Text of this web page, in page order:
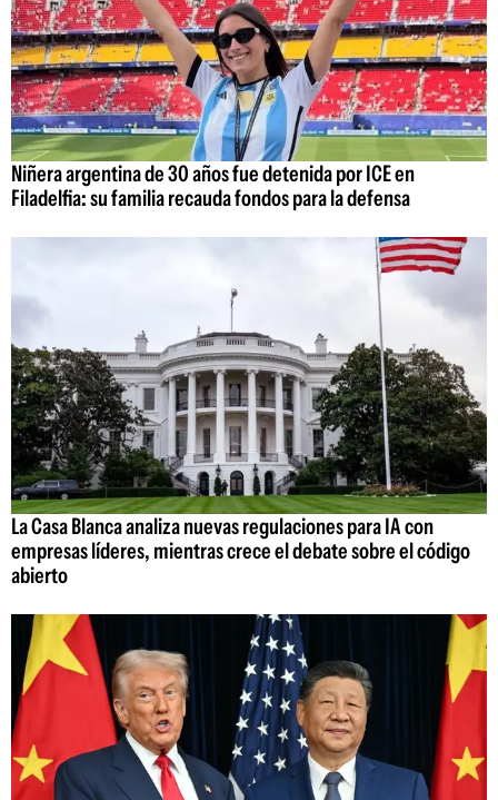
Niñera argentina de 30 años fue detenida por ICE en
Filadelfia: su familia recauda fondos para la defensa
La Casa Blanca analiza nuevas regulaciones para IA con
empresas líderes, mientras crece el debate sobre el código
abierto